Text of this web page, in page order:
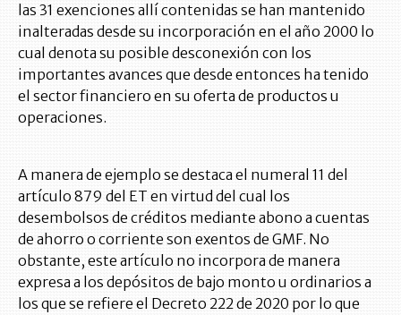
las 31 exenciones allí contenidas se han mantenido
inalteradas desde su incorporación en el año 2000 lo
cual denota su posible desconexión con los
importantes avances que desde entonces ha tenido
el sector financiero en su oferta de productos u
operaciones.
A manera de ejemplo se destaca el numeral 11 del
artículo 879 del ET en virtud del cual los
desembolsos de créditos mediante abono a cuentas
de ahorro o corriente son exentos de GMF. No
obstante, este artículo no incorpora de manera
expresa a los depósitos de bajo monto u ordinarios a
los que se refiere el Decreto 222 de 2020 por lo que